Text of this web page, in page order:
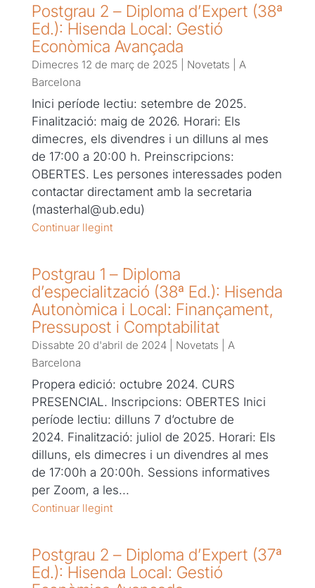
Postgrau 2 – Diploma d’Expert (38ª
Ed.): Hisenda Local: Gestió
Econòmica Avançada
Dimecres 12 de març de 2025 Novetats
A
Barcelona
Inici període lectiu: setembre de 2025.
Finalització: maig de 2026. Horari: Els
dimecres, els divendres i un dilluns al mes
de 17:00 a 20:00 h. Preinscripcions:
OBERTES. Les persones interessades poden
contactar directament amb la secretaria
(masterhal@ub.edu)
Continuar llegint
Postgrau 1 – Diploma
d’especialització (38ª Ed.): Hisenda
Autonòmica i Local: Finançament,
Pressupost i Comptabilitat
Dissabte 20 d'abril de 2024| Novetats
A
Barcelona
Propera edició: octubre 2024. CURS
PRESENCIAL. Inscripcions: OBERTES Inici
període lectiu: dilluns 7 d’octubre de
2024. Finalització: juliol de 2025. Horari: Els
dilluns, els dimecres i un divendres al mes
de 17:00h a 20:00h. Sessions informatives
per Zoom, a les...
Continuar llegint
Postgrau 2 – Diploma d’Expert (37ª
Ed.): Hisenda Local: Gestió